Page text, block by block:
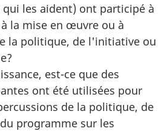
les aident) ont participé à
la mise en œuvre ou à
la politique, de l'initiative ou
est-ce que des
ont été utilisées pour
de la politique, de
programme sur les